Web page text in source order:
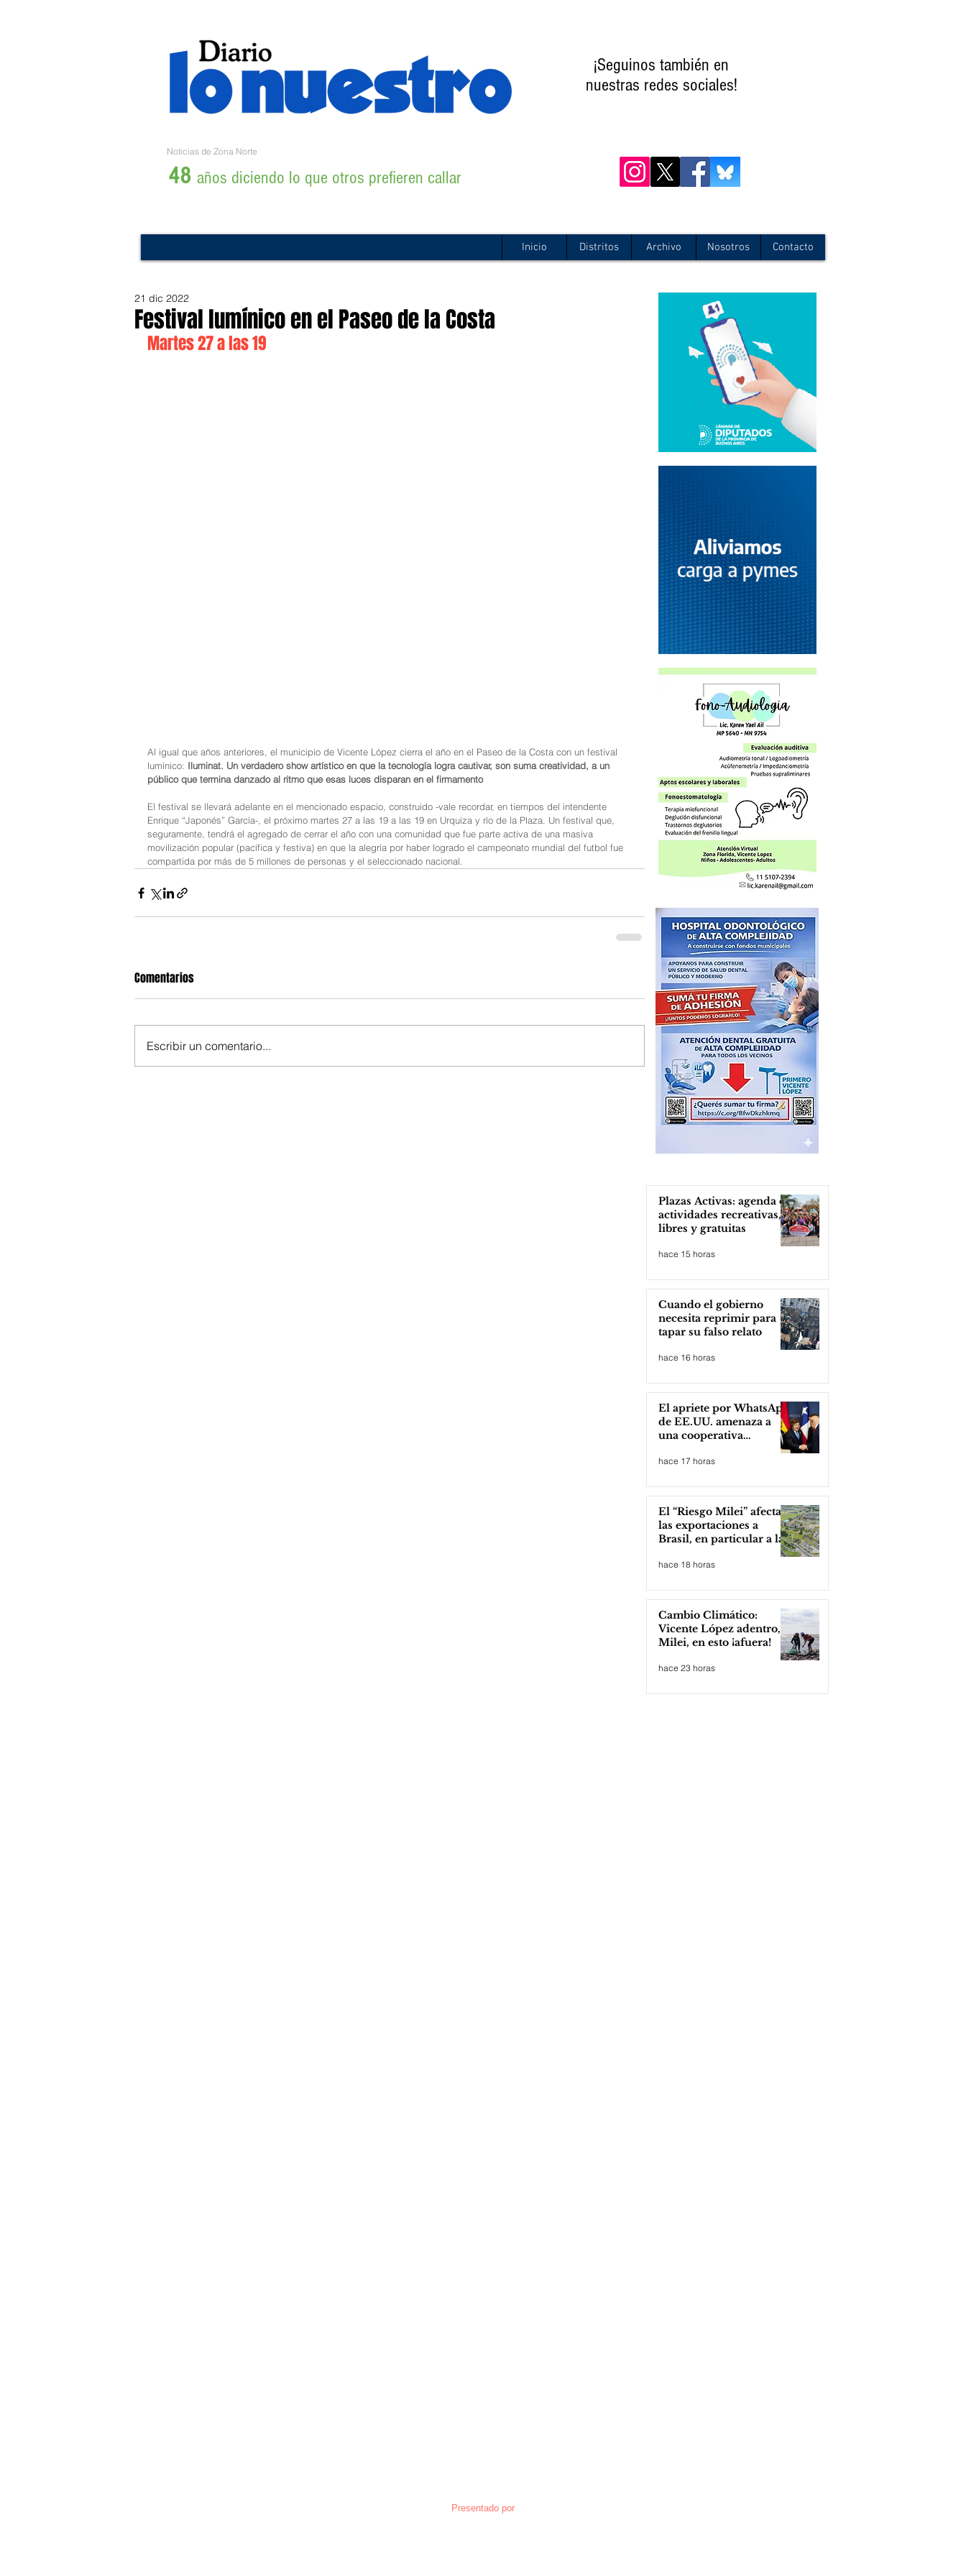
¡Seguinos también en
nuestras redes sociales!
Noticias de Zona Norte
48 años diciendo lo que otros prefieren callar
Inicio Distritos Archivo Nosotros Contacto
Festival lumínico en el Paseo de la Costa
21 dic 2022
Martes 27 a las 19
Al igual que años anteriores, el municipio de Vicente López cierra el año en el Paseo de la Costa con un festival
lumínico: Iluminat. Un verdadero show artístico en que la tecnología logra cautivar, son suma creatividad, a un
público que termina danzado al ritmo que esas luces disparan en el firmamento
El festival se llevará adelante en el mencionado espacio, construido -vale recordar, en tiempos del intendente
Enrique “Japonés” García-, el próximo martes 27 a las 19 a las 19 en Urquiza y río de la Plaza. Un festival que,
seguramente, tendrá el agregado de cerrar el año con una comunidad que fue parte activa de una masiva
movilización popular (pacífica y festiva) en que la alegría por haber logrado el campeonato mundial del futbol fue
compartida por más de 5 millones de personas y el seleccionado nacional.
Comentarios
Escribir un comentario...
Plazas Activas: agenda de
actividades recreativas,
libres y gratuitas
hace 15 horas
Cuando el gobierno
necesita reprimir para
tapar su falso relato
hace 16 horas
El apriete por WhatsApp
de EE.UU. amenaza a
una cooperativa
argentina para boicotear
a Huawei
hace 17 horas
El “Riesgo Milei” afecta
las exportaciones a
Brasil, en particular a la
industria automotriz de
la provincia
hace 18 horas
Cambio Climático:
Vicente López adentro,
Milei, en esto ¡afuera!
hace 23 horas
Presentado por